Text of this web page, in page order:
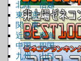
北陸・信越
東 京
関 東
近畿・東海
中国・四国
九州・山口